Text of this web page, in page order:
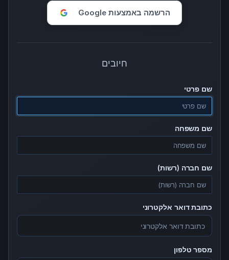
הרשמה באמצעות Google
חיובים
שם פרטי
שם משפחה
שם חברה (רשות)
כתובת דואר אלקטרוני
מספר טלפון